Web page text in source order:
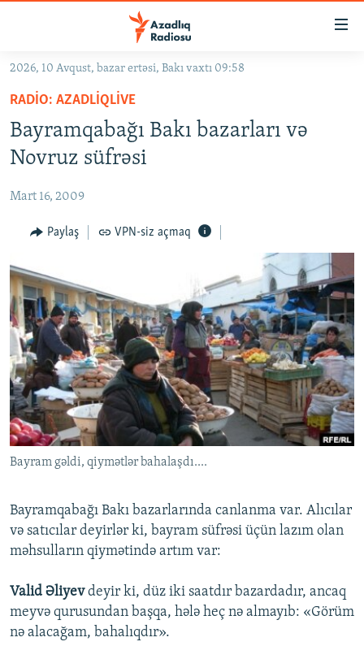
Əsas
qayıt
Əsas
naviqasiyaya
qayıt
GÜNDƏM
KORRUPSIOMETR
FƏRQƏ BAX
QANUNI DOĞRU
ARAŞDIRMA
MULTIMEDIA
VIDEO
FOTOQALEREYA
İNFOQRAFIKA
KARIKATURA
RADIO ARXIV
OXU ZALI
AZƏRBAYCAN ƏDƏBIYYATI KITABXANASI
İSLAM VƏ DEMOKRATIYA
İZ - MƏDƏNIYYƏT PROQRAMI
HAQQIMIZDA
MISSIYAMIZ
PEŞƏ ETIKASI VƏ JURNALISTIKA STANDARTLARIMIZ
MATERIALLARIMIZDAN ISTIFADƏ
AZADLIQRADIOSU MOBIL TELEFONUNUZDA
XƏBƏR BÜLLETENLƏRIMIZ
BIZI IZLƏ
RFE/RL-in bütün saytları
2026, 10 Avqust, bazar ertəsi, Bakı vaxtı 09:58
RADIO: AZADLIQLIVE
Bayramqabağı Bakı bazarları və
Novruz süfrəsi
Mart 16, 2009
Paylaş VPN-siz açmaq
Bayram gəldi, qiymətlər bahalaşdı....
Bayramqabağı Bakı bazarlarında canlanma var. Alıcılar
və satıcılar deyirlər ki, bayram süfrəsi üçün lazım olan
məhsulların qiymətində artım var:
Valid Əliyevdeyir ki, düz iki saatdır bazardadır, ancaq
meyvə qurusundan başqa, hələ heç nə almayıb: «Görüm
nə alacağam, bahalıqdır».